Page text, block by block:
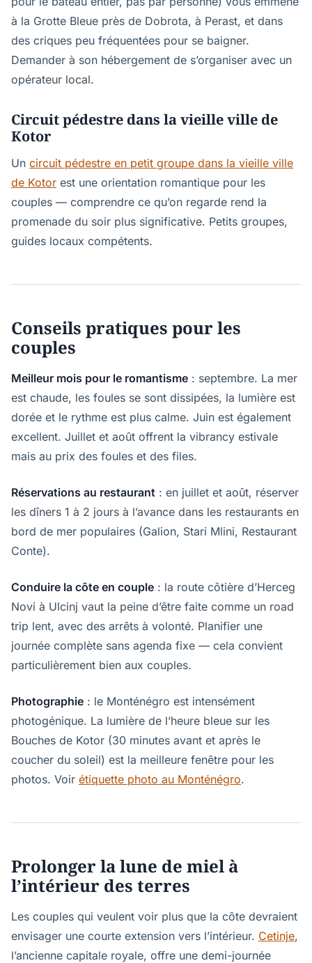
à la Grotte Bleue près de Dobrota, à Perast, et dans
des criques peu fréquentées pour se baigner.
Demander à son hébergement de s’organiser avec un
opérateur local.
Circuit pédestre dans la vieille ville de
Kotor
Un circuit pédestre en petit groupe dans la vieille ville
de Kotor est une orientation romantique pour les
couples — comprendre ce qu’on regarde rend la
promenade du soir plus significative. Petits groupes,
guides locaux compétents.
Conseils pratiques pour les
couples
Meilleur mois pour le romantisme : septembre. La mer
est chaude, les foules se sont dissipées, la lumière est
dorée et le rythme est plus calme. Juin est également
excellent. Juillet et août offrent la vibrancy estivale
mais au prix des foules et des files.
Réservations au restaurant : en juillet et août, réserver
les dîners 1 à 2 jours à l’avance dans les restaurants en
bord de mer populaires (Galion, Stari Mlini, Restaurant
Conte).
Conduire la côte en couple : la route côtière d’Herceg
Novi à Ulcinj vaut la peine d’être faite comme un road
trip lent, avec des arrêts à volonté. Planifier une
journée complète sans agenda fixe — cela convient
particulièrement bien aux couples.
Photographie : le Monténégro est intensément
photogénique. La lumière de l’heure bleue sur les
Bouches de Kotor (30 minutes avant et après le
coucher du soleil) est la meilleure fenêtre pour les
photos. Voir étiquette photo au Monténégro.
Prolonger la lune de miel à
l’intérieur des terres
Les couples qui veulent voir plus que la côte devraient
envisager une courte extension vers l’intérieur. Cetinje,
l’ancienne capitale royale, offre une demi-journée